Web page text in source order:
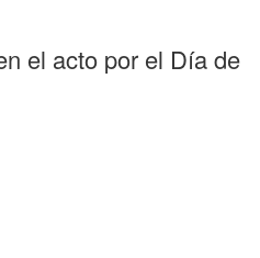
el acto por el Día de